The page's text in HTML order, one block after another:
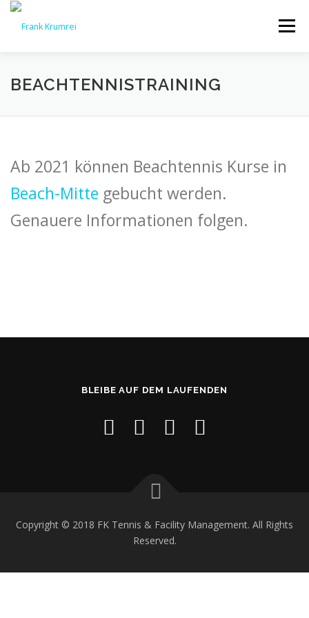
Zum
springen
Menü
HOME LEISTUNGEN TRAINERTEAM
BEACHTENNISTRAINING
Ab 2021 können Beachtennis Kurse in
Beach-Mitte gebucht werden.
Genauere Informationen folgen.
BLEIBE AUF DEM LAUFENDEN
Copyright © 2018 FK Tennis & Facility Management. All Rights
Reserved.